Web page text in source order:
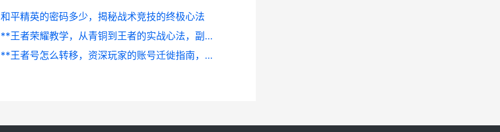
和平精英的密码多少，揭秘战术竞技的终极心法
**王者荣耀教学，从青铜到王者的实战心法，副标题，意识操作与心态的全面精进**
**王者号怎么转移，资深玩家的账号迁徙指南，副标题，安全流程与关键细节解析**